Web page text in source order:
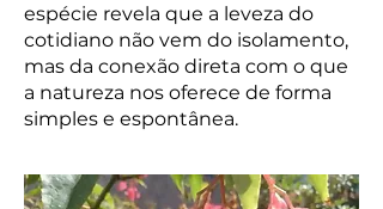
espécie revela que a leveza do
cotidiano não vem do isolamento,
mas da conexão direta com o que
a natureza nos oferece de forma
simples e espontânea.